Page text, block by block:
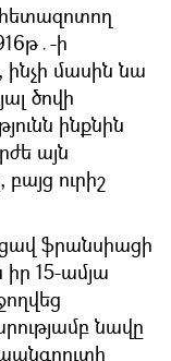
ի
մասին նա
ծովի
ինքնին
այն
ուրիշ
ֆրանսիացի
15-ամյա
նավը